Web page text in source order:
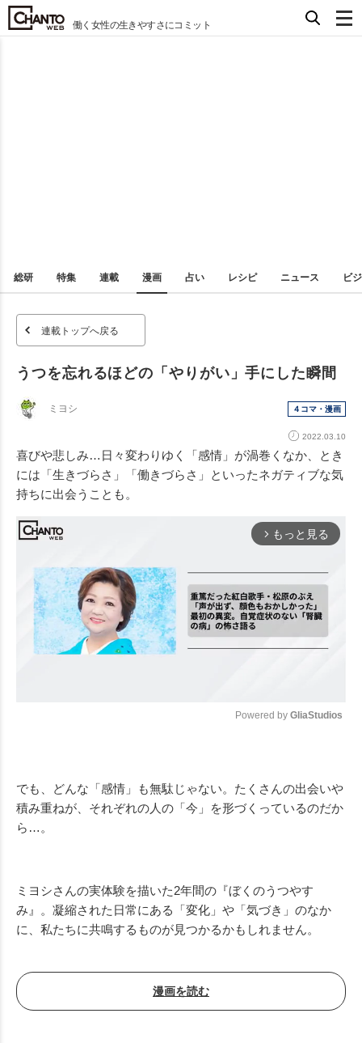
働く女性の生きやすさにコミット
総研 特集 連載 漫画 占い レシピ ニュース ビ
連載トップへ戻る
うつを忘れるほどの「やりがい」手にした瞬間
ミヨシ ４コマ・漫画
2022.03.10
喜びや悲しみ…日々変わりゆく「感情」が渦巻くなか、とき
には「生きづらさ」「働きづらさ」といったネガティブな気
持ちに出会うことも。
arrow_forward_ios もっと見る
Powered by GliaStudios
でも、どんな「感情」も無駄じゃない。たくさんの出会いや
積み重ねが、それぞれの人の「今」を形づくっているのだか
ら…。
ミヨシさんの実体験を描いた2年間の『ぼくのうつやす
み』。凝縮された日常にある「変化」や「気づき」のなか
に、私たちに共鳴するものが見つかるかもしれません。
漫画を読む